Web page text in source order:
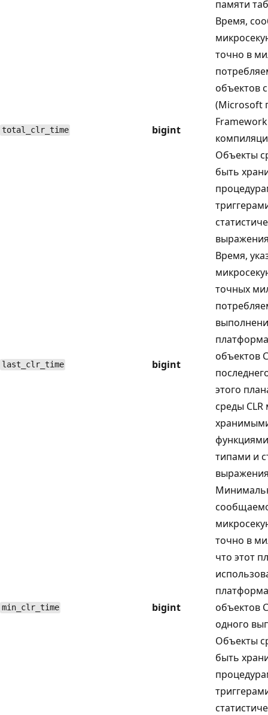
памяти
total_clr_time bigint
Время,
точно в
объектов
(Microsoft
Объекты
быть
last_clr_time bigint
Время,
точных
объектов
этого
среды CLR
типами и
min_clr_time bigint
точно в
что этот
объектов
одного
Объекты
быть